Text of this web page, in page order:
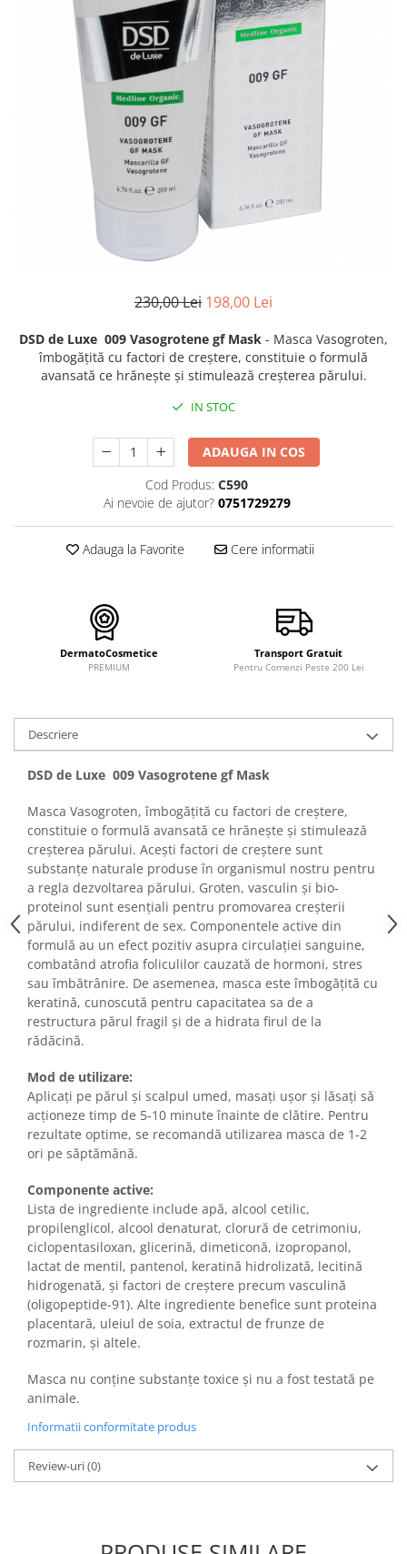
Fond de ten
Iluminare si Contur
INSTITUT ESTHEDERM
MESOESTETIC
Moisturizing Solutions
Sensitive
Tricology
DP DERMACEUTICALS
CLINICCARE
DERMIA SOLUTION
Pure Balance
Colagen & Frumusete
Echilibru & Somn
Imunitate & Vitalitate
Longevitate & Regenerare
Superalimente & Detox
STRATPHARMA
ZO SKIN HEALTH
ACNEE - ROZACEE
ANTI-AGING
CURATARE - EXFOLIERE
HIDRATARE
ILUMINARE
INGRIJIREA PIELII CORPULUI
PROTECTIE SOLARA
SETURI / KITURI
Rozacee/ Cuperoza
230,00 Lei 198,00 Lei
DSD de Luxe 009 Vasogrotene gf Mask - Masca Vasogroten,
îmbogățită cu factori de creștere, constituie o formulă
avansată ce hrănește și stimulează creșterea părului.
IN STOC
ADAUGA IN COS
Cod Produs: C590
Ai nevoie de ajutor? 0751729279
Adauga la Favorite Cere informatii
DermatoCosmetice
PREMIUM
Transport Gratuit
Pentru Comenzi Peste 200 Lei
Descriere
DSD de Luxe 009 Vasogrotene gf Mask
Masca Vasogroten, îmbogățită cu factori de creștere,
constituie o formulă avansată ce hrănește și stimulează
creșterea părului. Acești factori de creștere sunt
substanțe naturale produse în organismul nostru pentru
a regla dezvoltarea părului. Groten, vasculin și bio-
proteinol sunt esențiali pentru promovarea creșterii
părului, indiferent de sex. Componentele active din
formulă au un efect pozitiv asupra circulației sanguine,
combatând atrofia foliculilor cauzată de hormoni, stres
sau îmbătrânire. De asemenea, masca este îmbogățită cu
keratină, cunoscută pentru capacitatea sa de a
restructura părul fragil și de a hidrata firul de la
rădăcină.
Mod de utilizare:
Aplicați pe părul și scalpul umed, masați ușor și lăsați să
acționeze timp de 5-10 minute înainte de clătire. Pentru
rezultate optime, se recomandă utilizarea masca de 1-2
ori pe săptămână.
Componente active:
Lista de ingrediente include apă, alcool cetilic,
propilenglicol, alcool denaturat, clorură de cetrimoniu,
ciclopentasiloxan, glicerină, dimeticonă, izopropanol,
lactat de mentil, pantenol, keratină hidrolizată, lecitină
hidrogenată, și factori de creștere precum vasculină
(oligopeptide-91). Alte ingrediente benefice sunt proteina
placentară, uleiul de soia, extractul de frunze de
rozmarin, și altele.
Masca nu conține substanțe toxice și nu a fost testată pe
animale.
Informatii conformitate produs
Review-uri(0)